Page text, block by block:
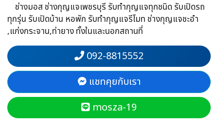
ช่างมอส ช่างกุญแจเพชรบุรี รับทำกุญแจทุกชนิด รับเปิดรถ
ทุกรุ่น รับเปิดบ้าน หอพัก รับทำกุญแจรีโมท ช่างกุญแจชะอำ
,แก่งกระจาน,ท่ายาง ทั้งในและนอกสถานที่
092-8815552
แชทคุยกับเรา
mosza-19